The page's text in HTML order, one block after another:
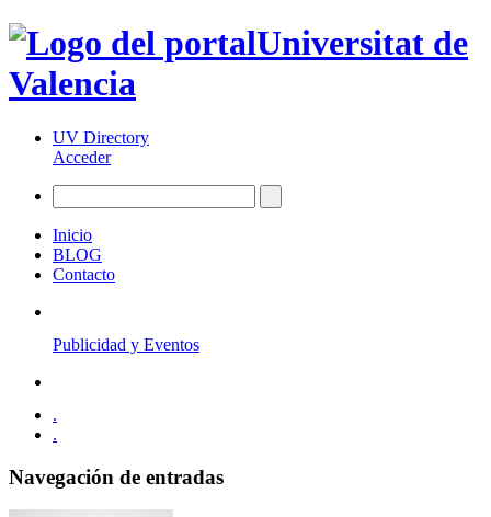
Universitat de
Valencia
UV Directory
Acceder
Inicio
BLOG
Contacto
Publicidad y Eventos
.
.
Navegación de entradas